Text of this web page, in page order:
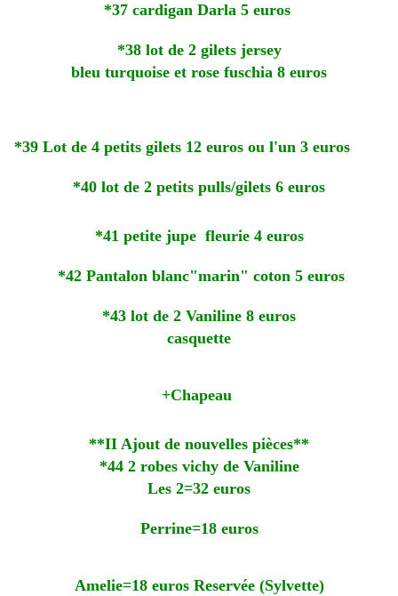
*37 cardigan Darla 5 euros
*38 lot de 2 gilets jersey
bleu turquoise et rose fuschia 8 euros
*39 Lot de 4 petits gilets 12 euros ou l'un 3 euros
*40 lot de 2 petits pulls/gilets 6 euros
*41 petite jupe fleurie 4 euros
*42 Pantalon blanc"marin" coton 5 euros
*43 lot de 2 Vaniline 8 euros
casquette
+Chapeau
**II Ajout de nouvelles pièces**
*44 2 robes vichy de Vaniline
Les 2=32 euros
Perrine=18 euros
Amelie=18 euros Reservée (Sylvette)